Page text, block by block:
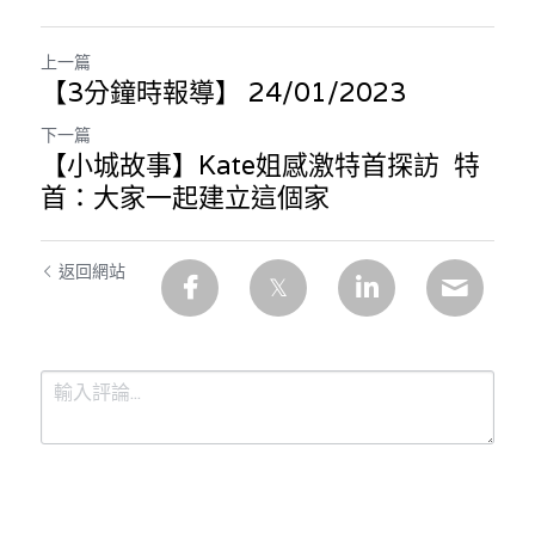
上一篇
【3分鐘時報導】 24/01/2023
下一篇
【小城故事】Kate姐感激特首探訪 特
首：大家一起建立這個家
返回網站